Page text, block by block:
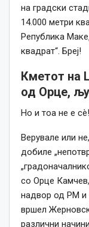
на градски
14.000 метри
Република
квадрат“. Бреј!
Кметот на
од Орце,
Но и тоа не е сè!
Верувале или
добиле
со Орце
надвор од РМ и
вршел
различни